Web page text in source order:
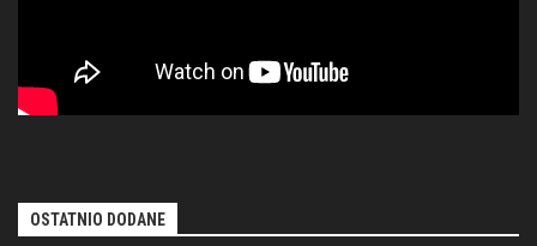
OSTATNIO DODANE